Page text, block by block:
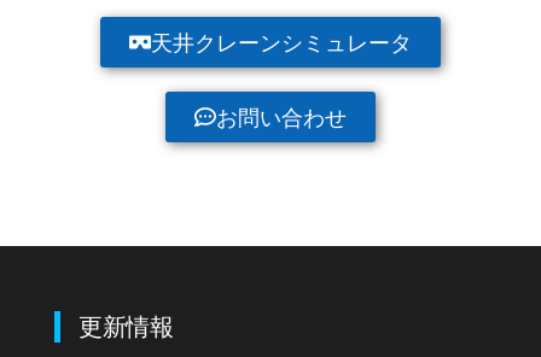
天井クレーンシミュレータ
お問い合わせ
更新情報